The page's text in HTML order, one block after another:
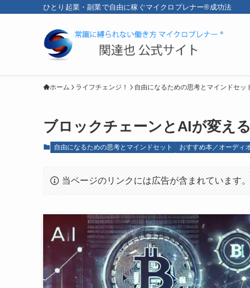
ひとり起業・副業で自由に稼ぐマイクロプレナー®成功法
ホーム ライフチェンジ！ 自由になるための思考とマインドセッ
ブロックチェーンとAIが変える
自由になるための思考とマインドセット おすすめ本／オーディ
当ページのリンクには広告が含まれています。